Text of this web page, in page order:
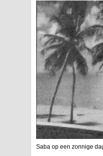
Saba op een zonnige